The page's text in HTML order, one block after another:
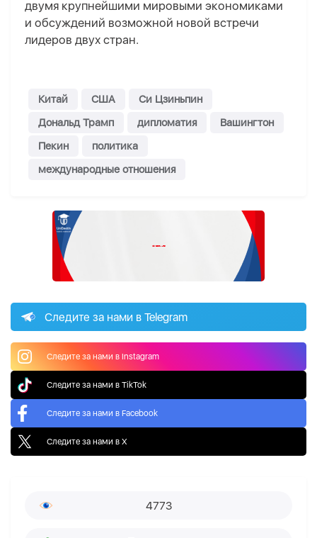
двумя крупнейшими мировыми экономиками
и обсуждений возможной новой встречи
лидеров двух стран.
Китай США
Си Цзиньпин
Дональд Трамп
дипломатия
Вашингтон
Пекин
политика
международные отношения
Следите за нами в Telegram
Следите за нами в Instagram
Следите за нами в TikTok
Следите за нами в Facebook
Следите за нами в X
4773